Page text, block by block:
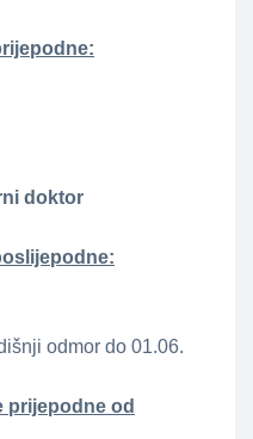
doktor
odmor do 01.06.
prijepodne od